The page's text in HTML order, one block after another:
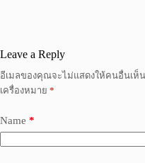
Leave a Reply
อีเมลของคุณจะไม่แสดงให้คนอื่นเห็น
เครื่องหมาย *
Name *